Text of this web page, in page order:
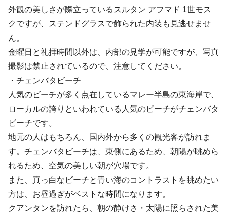
外観の美しさが際立っているスルタン アフマド 1世モス
クですが、ステンドグラスで飾られた内装も見逃せませ
ん。
金曜日と礼拝時間以外は、内部の見学が可能ですが、写真
撮影は禁止されているので、注意してください。
・チェンバタビーチ
人気のビーチが多く点在しているマレー半島の東海岸で、
ローカルの誇りといわれている人気のビーチがチェンバタ
ビーチです。
地元の人はもちろん、国内外から多くの観光客が訪れま
す。チェンバタビーチは、東側にあるため、朝陽が眺めら
れるため、空気の美しい朝が穴場です。
また、真っ白なビーチと青い海のコントラストを眺めたい
方は、お昼過ぎがベストな時間になります。
クアンタンを訪れたら、朝の静けさ・太陽に照らされた美